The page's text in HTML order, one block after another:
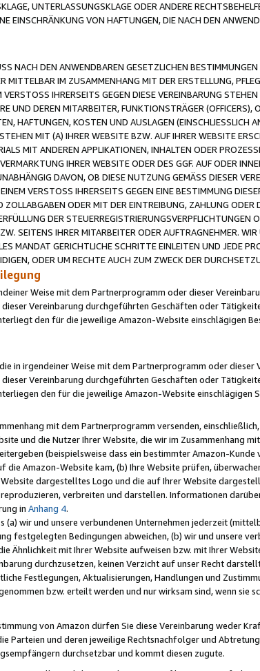
UNTERLASSUNGSKLAGE ODER ANDERE
EINSCHRÄNKUNG VON HAFTUNGEN, DIE NACH DEN
NACH DEN ANWENDBAREN GESETZLICHEN
IM ZUSAMMENHANG MIT DER ERSTELLUNG,
IHRERSEITS GEGEN DIESE VEREINBARUNG
UND DEREN MITARBEITER, FUNKTIONSTRÄGER
HAFTUNGEN, KOSTEN UND AUSLAGEN (EINSCHLIESSLICH
MIT (A) IHRER WEBSITE BZW. AUF IHRER WEBSITE
MIT ANDEREN APPLIKATIONEN, INHALTEN ODER
IHRER WEBSITE ODER DES GGF. AUF ODER
DAVON, OB DIESE NUTZUNG GEMÄSS DIESER
VERSTOSS IHRERSEITS GEGEN EINE BESTIMMUNG
ODER MIT DER EINTREIBUNG, ZAHLUNG ODER
DER STEUERREGISTRIERUNGSVERPFLICHTUNGEN
SEITENS IHRER MITARBEITER ODER AUFTRAGNEHMER.
MANDAT GERICHTLICHE SCHRITTE EINLEITEN UND JEDE
ODER UM RECHTE AUCH ZUM ZWECK DER
Weise mit dem Partnerprogramm oder dieser
Vereinbarung durchgeführten Geschäften oder
den für die jeweilige Amazon-Website einschlägigen
in irgendeiner Weise mit dem Partnerprogramm oder
Vereinbarung durchgeführten Geschäften oder
den für die jeweilige Amazon-Website einschlägigen
mit dem Partnerprogramm versenden,
und die Nutzer Ihrer Website, die wir im Zusammenhang
(beispielsweise dass ein bestimmter Amazon-
Amazon-Website kam, (b) Ihre Website prüfen,
dargestelltes Logo und die auf Ihrer Website
verbreiten und darstellen. Informationen
in Anhang 4.
(a) wir und unsere verbundenen Unternehmen jederzeit
festgelegten Bedingungen abweichen, (b) wir und unsere
Ähnlichkeit mit Ihrer Website aufweisen bzw. mit Ihrer
durchzusetzen, keinen Verzicht auf unser Recht
Festlegungen, Aktualisierungen, Handlungen und
bzw. erteilt werden und nur wirksam sind, wenn
von Amazon dürfen Sie diese Vereinbarung weder
Parteien und deren jeweilige Rechtsnachfolger und
durchsetzbar und kommt diesen zugute.